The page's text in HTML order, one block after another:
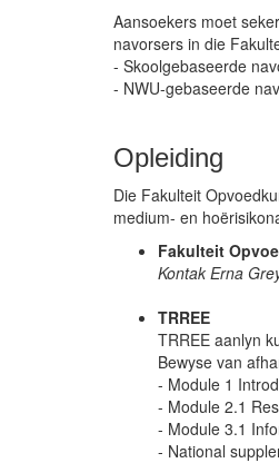
Aansoekers moet
navorsers in die
- Skoolgebaseerde
- NWU-gebaseerde
Opleiding
Die Fakulteit
medium- en
Fakulteit
Kontak Erna
TRREE
TRREE aanlyn
Bewyse van
- Module 1
- Module 2.1
- Module 3.1
- National